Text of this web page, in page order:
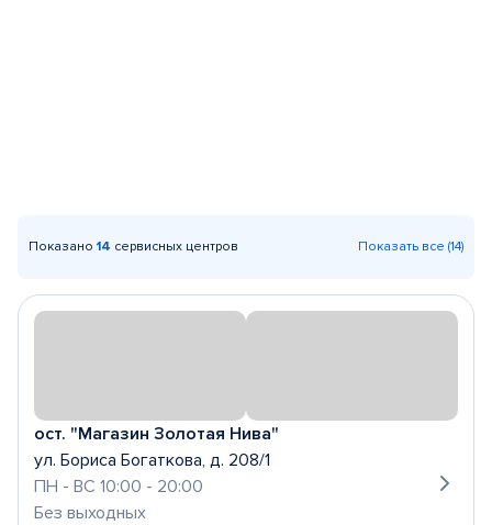
Показано 14 сервисных центров Показать все (14)
ост. "Магазин Золотая Нива"
ул. Бориса Богаткова, д. 208/1
ПН - ВС 10:00 - 20:00
Без выходных